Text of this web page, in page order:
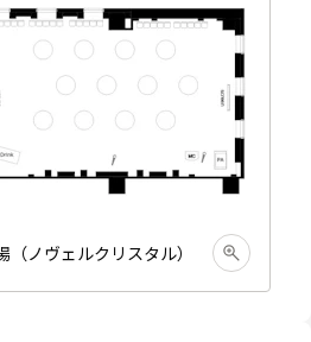
ノヴェルクリスタル）